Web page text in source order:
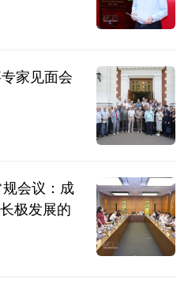
家见面会
会议：成
极发展的